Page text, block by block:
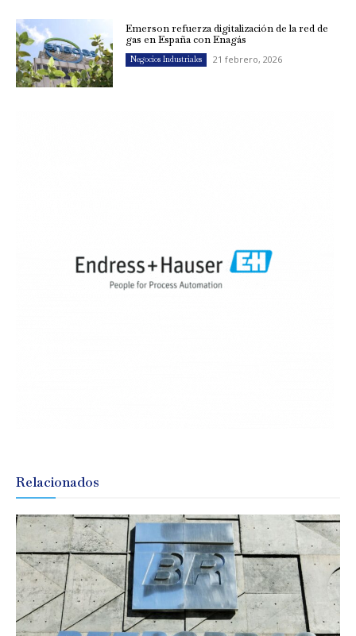
Emerson refuerza digitalización de la red de
gas en España con Enagás
Negocios Industriales 21 febrero, 2026
Relacionados